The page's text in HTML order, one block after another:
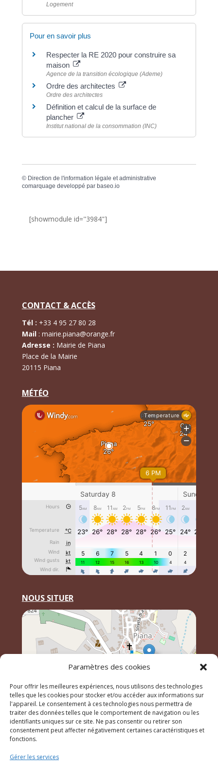
Paramètres des cookies
Pour offrir les meilleures expériences, nous utilisons des technologies
telles que les cookies pour stocker et/ou accéder aux informations sur
l'appareil. Le consentement à ces technologies nous permettra de
traiter des données telles que le comportement de navigation ou les
identifiants uniques sur ce site. Ne pas consentir ou retirer son
consentement peut affecter négativement certaines caractéristiques et
fonctions.
Gérer les services
Logement
Pour en savoir plus
Respecter la RE 2020 pour construire sa
maison
Agence de la transition écologique (Ademe)
Ordre des architectes
Ordre des architectes
Définition et calcul de la surface de
plancher
Institut national de la consommation (INC)
© Direction de l'information légale et administrative
comarquage developpé par baseo.io
[showmodule id="3984"]
CONTACT & ACCÈS
Tél : +33 4 95 27 80 28
Mail: mairie.piana@orange.fr
Adresse : Mairie de Piana
Place de la Mairie
20115 Piana
MÉTÉO
NOUS SITUER
Leaflet, \r\n©OpenStreetMapcontributeurs